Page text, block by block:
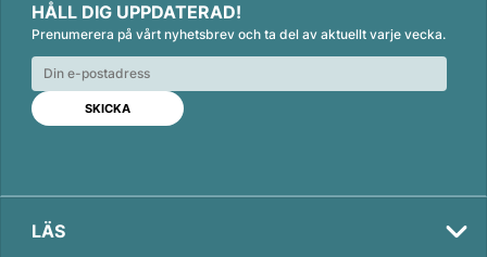
n
k
e
d
n
c
e
b
o
o
k
a
i
l
HÅLL DIG UPPDATERAD!
Prenumerera på vårt nyhetsbrev och ta del av aktuellt varje vecka.
LÄS